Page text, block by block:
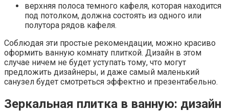
верхняя полоса темного кафеля, которая находится
под потолком, должна состоять из одного или
полутора рядов кафеля.
Соблюдая эти простые рекомендации, можно красиво
оформить ванную комнату плиткой. Дизайн в этом
случае ничем не будет уступать тому, что могут
предложить дизайнеры, и даже самый маленький
санузел будет смотреться эффектно и презентабельно.
Зеркальная плитка в ванную: дизайн